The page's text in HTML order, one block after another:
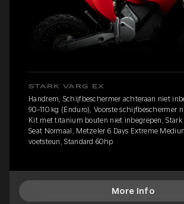
STARK VARG EX
Handrem, Schijfbeschermer achteraan niet
90-110 kg (Enduro), Voorste schijfbeschermer
Kit met titanium bouten niet inbegrepen, Stark
Seat Normaal, Metzeler 6 Days Extreme
voetsteun, Standard 60hp
More Info